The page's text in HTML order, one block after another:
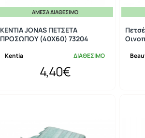
ΆΜΕΣΑ ΔΙΑΘΈΣΙΜΟ
Kentia ΔΙΑΘΕΣΙΜΟ
KENTIA JONAS ΠΕΤΣΕΤA
ΠΡΟΣΩΠΟΥ (40X60) 73204
4,40€